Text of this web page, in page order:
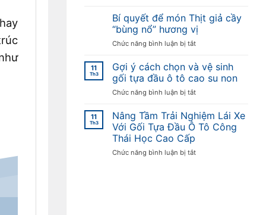
tại
Hà
Nội
Trọn
Tình
Quê
Xứ
Trong
Bát
Ngào
Đượm
Mật
Bí quyết để món Thịt giả cầy
“bùng nổ” hương vị
Chức năng bình luận bị tắtở
quyết
để
món
Thịt
cầy
“bùng
vị
11
Th3
Gợi ý cách chọn và vệ sinh
gối tựa đầu ô tô cao su non
Chức năng bình luận bị tắtở
ý
cách
chọn
vệ
11
Th3
Nâng Tầm Trải Nghiệm Lái Xe
Với Gối Tựa Đầu Ô Tô Công
Thái Học Cao Cấp
Chức năng bình luận bị tắtở